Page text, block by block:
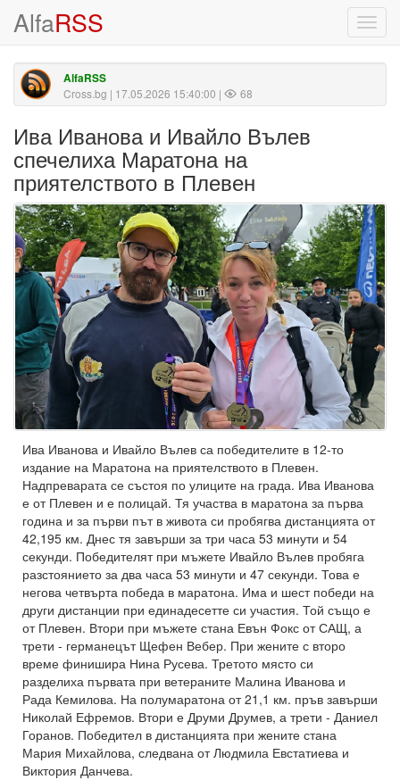
AlfaRSS
AlfaRSS
Cross.bg | 17.05.2026 15:40:00 | 68
Ива Иванова и Ивайло Вълев
спечелиха Маратона на
приятелството в Плевен
Ива Иванова и Ивайло Вълев са победителите в 12-то
издание на Маратона на приятелството в Плевен.
Надпреварата се състоя по улиците на града. Ива Иванова
е от Плевен и е полицай. Тя участва в маратона за първа
година и за първи път в живота си пробягва дистанцията от
42,195 км. Днес тя завърши за три часа 53 минути и 54
секунди. Победителят при мъжете Ивайло Вълев пробяга
разстоянието за два часа 53 минути и 47 секунди. Това е
негова четвърта победа в маратона. Има и шест победи на
други дистанции при единадесетте си участия. Той също е
от Плевен. Втори при мъжете стана Евън Фокс от САЩ, а
трети - германецът Щефен Вебер. При жените с второ
време финишира Нина Русева. Третото място си
разделиха първата при ветераните Малина Иванова и
Рада Кемилова. На полумаратона от 21,1 км. пръв завърши
Николай Ефремов. Втори е Друми Друмев, а трети - Даниел
Горанов. Победител в дистанцията при жените стана
Мария Михайлова, следвана от Людмила Евстатиева и
Виктория Данчева.